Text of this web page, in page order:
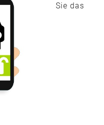
Sie das